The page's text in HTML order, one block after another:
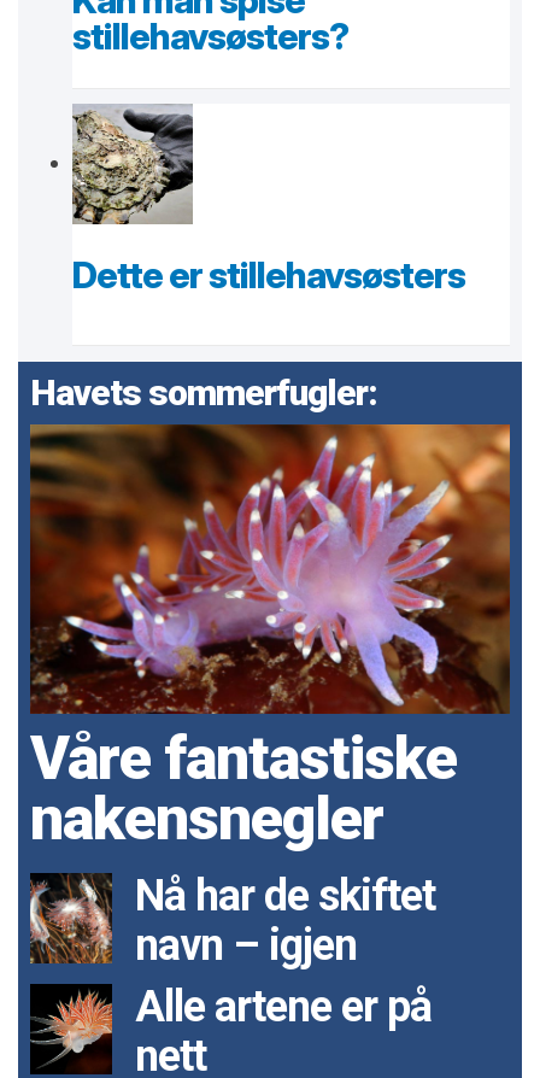
stillehavsøsters?
Dette er stillehavsøsters
Havets sommerfugler:
Våre fantastiske
nakensnegler
Nå har de skiftet
navn – igjen
Alle artene er på
nett